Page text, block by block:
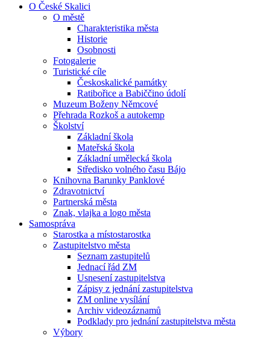
O České Skalici
O městě
Charakteristika města
Historie
Osobnosti
Fotogalerie
Turistické cíle
Českoskalické památky
Ratibořice a Babiččino údolí
Muzeum Boženy Němcové
Přehrada Rozkoš a autokemp
Školství
Základní škola
Mateřská škola
Základní umělecká škola
Středisko volného času Bájo
Knihovna Barunky Panklové
Zdravotnictví
Partnerská města
Znak, vlajka a logo města
Samospráva
Starostka a místostarostka
Zastupitelstvo města
Seznam zastupitelů
Jednací řád ZM
Usnesení zastupitelstva
Zápisy z jednání zastupitelstva
ZM online vysílání
Archiv videozáznamů
Podklady pro jednání zastupitelstva města
Výbory